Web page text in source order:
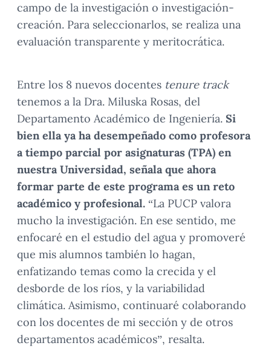
campo de la investigación o investigación-
creación. Para seleccionarlos, se realiza una
evaluación transparente y meritocrática.
Entre los 8 nuevos docentes tenure track
tenemos a la Dra. Miluska Rosas, del
Departamento Académico de Ingeniería. Si
bien ella ya ha desempeñado como profesora
a tiempo parcial por asignaturas (TPA) en
nuestra Universidad, señala que ahora
formar parte de este programa es un reto
académico y profesional. “La PUCP valora
mucho la investigación. En ese sentido, me
enfocaré en el estudio del agua y promoveré
que mis alumnos también lo hagan,
enfatizando temas como la crecida y el
desborde de los ríos, y la variabilidad
climática. Asimismo, continuaré colaborando
con los docentes de mi sección y de otros
departamentos académicos”, resalta.